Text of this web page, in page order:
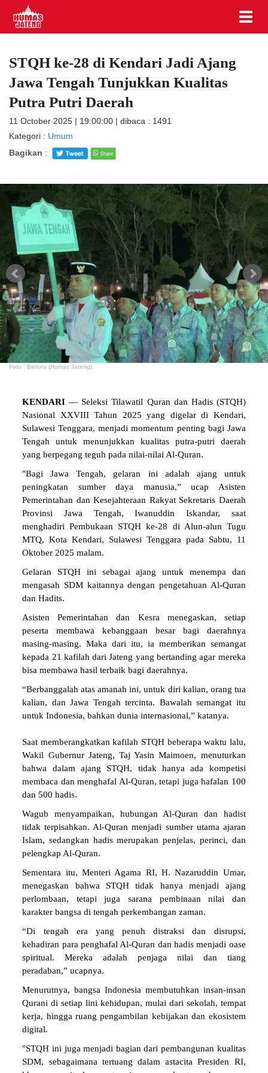
STQH ke-28 di Kendari Jadi Ajang
Jawa Tengah Tunjukkan Kualitas
Putra Putri Daerah
11 October 2025 | 19:00:00 | dibaca : 1491
Kategori : Umum
Bagikan :
Foto : Bintoro (Humas Jateng)
KENDARI— Seleksi Tilawatil Quran dan Hadis (STQH)
Nasional XXVIII Tahun 2025 yang digelar di Kendari,
Sulawesi Tenggara, menjadi momentum penting bagi Jawa
Tengah untuk menunjukkan kualitas putra-putri daerah
yang berpegang teguh pada nilai-nilai Al-Quran.
"Bagi Jawa Tengah, gelaran ini adalah ajang untuk
peningkatan sumber daya manusia,” ucap Asisten
Pemerintahan dan Kesejahteraan Rakyat Sekretaris Daerah
Provinsi Jawa Tengah, Iwanuddin Iskandar, saat
menghadiri Pembukaan STQH ke-28 di Alun-alun Tugu
MTQ, Kota Kendari, Sulawesi Tenggara pada Sabtu, 11
Oktober 2025 malam.
Gelaran STQH ini sebagai ajang untuk menempa dan
mengasah SDM kaitannya dengan pengetahuan Al-Quran
dan Hadits.
Asisten Pemerintahan dan Kesra menegaskan, setiap
peserta membawa kebanggaan besar bagi daerahnya
masing-masing. Maka dari itu, ia memberikan semangat
kepada 21 kafilah dari Jateng yang bertanding agar mereka
bisa membawa hasil terbaik bagi daerahnya.
“Berbanggalah atas amanah ini, untuk diri kalian, orang tua
kalian, dan Jawa Tengah tercinta. Bawalah semangat itu
untuk Indonesia, bahkan dunia internasional,” katanya.
Saat memberangkatkan kafilah STQH beberapa waktu lalu,
Wakil Gubernur Jateng, Taj Yasin Maimoen, menuturkan
bahwa dalam ajang STQH, tidak hanya ada kompetisi
membaca dan menghafal Al-Quran, tetapi juga hafalan 100
dan 500 hadis.
Wagub menyampaikan, hubungan Al-Quran dan hadist
tidak terpisahkan. Al-Quran menjadi sumber utama ajaran
Islam, sedangkan hadis merupakan penjelas, perinci, dan
pelengkap Al-Quran.
Sementara itu, Menteri Agama RI, H. Nazaruddin Umar,
menegaskan bahwa STQH tidak hanya menjadi ajang
perlombaan, tetapi juga sarana pembinaan nilai dan
karakter bangsa di tengah perkembangan zaman.
“Di tengah era yang penuh distraksi dan disrupsi,
kehadiran para penghafal Al-Quran dan hadis menjadi oase
spiritual. Mereka adalah penjaga nilai dan tiang
peradaban,” ucapnya.
Menurutnya, bangsa Indonesia membutuhkan insan-insan
Qurani di setiap lini kehidupan, mulai dari sekolah, tempat
kerja, hingga ruang pengambilan kebijakan dan ekosistem
digital.
"STQH ini juga menjadi bagian dari pembangunan kualitas
SDM, sebagaimana tertuang dalam astacita Presiden RI,